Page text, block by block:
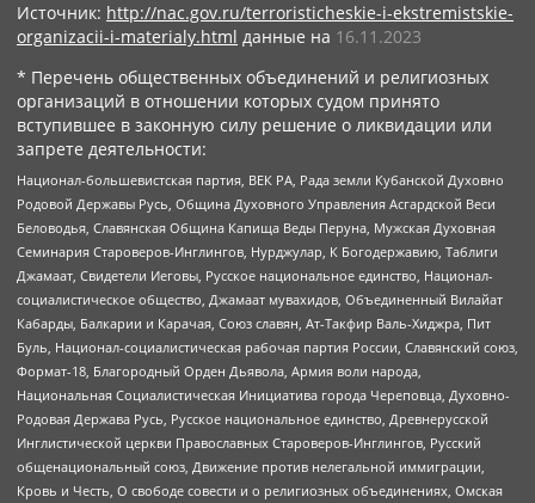
Источник: http://nac.gov.ru/terroristicheskie-i-ekstremistskie-
organizacii-i-materialy.html данные на 16.11.2023
* Перечень общественных объединений и религиозных
организаций в отношении которых судом принято
вступившее в законную силу решение о ликвидации или
запрете деятельности:
Национал-большевистская партия, ВЕК РА, Рада земли Кубанской Духовно
Родовой Державы Русь, Община Духовного Управления Асгардской Веси
Беловодья, Славянская Община Капища Веды Перуна, Мужская Духовная
Семинария Староверов-Инглингов, Нурджулар, К Богодержавию, Таблиги
Джамаат, Свидетели Иеговы, Русское национальное единство, Национал-
социалистическое общество, Джамаат мувахидов, Объединенный Вилайат
Кабарды, Балкарии и Карачая, Союз славян, Ат-Такфир Валь-Хиджра, Пит
Буль, Национал-социалистическая рабочая партия России, Славянский союз,
Формат-18, Благородный Орден Дьявола, Армия воли народа,
Национальная Социалистическая Инициатива города Череповца, Духовно-
Родовая Держава Русь, Русское национальное единство, Древнерусской
Инглистической церкви Православных Староверов-Инглингов, Русский
общенациональный союз, Движение против нелегальной иммиграции,
Кровь и Честь, О свободе совести и о религиозных объединениях, Омская